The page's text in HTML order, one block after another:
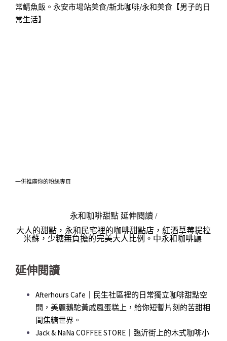
一併推廣你的粉絲專頁
永和咖啡甜點 延伸閱讀 /
大人的甜點，永和民宅裡的咖啡甜點店，紅酒草莓提拉
米蘇，少糖無負擔的完美大人比例。中永和咖啡廳
延伸閱讀
Afterhours Cafe｜民生社區裡的日常獨立咖啡甜點空
間，美麗鵝駝黃戚風蛋糕上，給你短暫片刻的苦甜相
間焦糖世界。
Jack & NaNa COFFEE STORE｜臨沂街上的木式咖啡小